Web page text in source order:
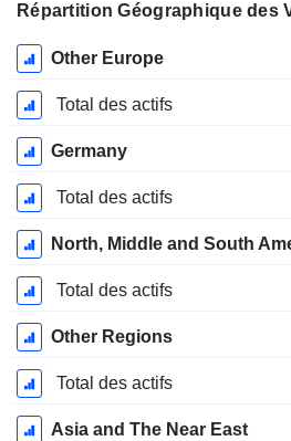
Répartition Géographique des
Période
Fiscale:
Décembre
Other Europe
Total des actifs
Germany
Total des actifs
North, Middle and South
Total des actifs
Other Regions
Total des actifs
Asia and The Near East